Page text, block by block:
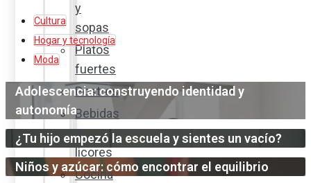
y
sopas
Platos
fuertes
Postres
Bebidas
y
licores
Cocina
Cultura
Hogar y tecnología
Moda
Adolescencia: construyendo identidad y
autonomía
¿Tu hijo empezó la escuela y sientes un vacío?
Niños y azúcar: cómo encontrar el equilibrio